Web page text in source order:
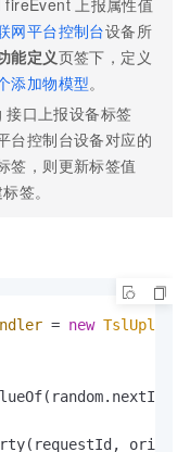
fireEvent 上报属性值
网平台控制台设备所
能定义页签下，定义
添加物模型。
接口上报设备标签
台控制台设备对应的
签，则更新标签值
签。
= new